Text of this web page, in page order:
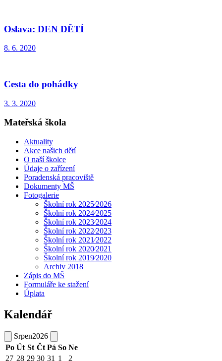
Oslava: DEN DĚTÍ
8. 6. 2020
Cesta do pohádky
3. 3. 2020
Mateřská škola
Aktuality
Akce našich dětí
O naší školce
Údaje o zařízení
Poradenská pracoviště
Dokumenty MŠ
Fotogalerie
Školní rok 2025⁄2026
Školní rok 2024⁄2025
Školní rok 2023⁄2024
Školní rok 2022⁄2023
Školní rok 2021⁄2022
Školní rok 2020⁄2021
Školní rok 2019⁄2020
Archiv 2018
Zápis do MŠ
Formuláře ke stažení
Úplata
Kalendář
Srpen2026
Po Út St Čt Pá So Ne
27 28 29 30 31 1
2